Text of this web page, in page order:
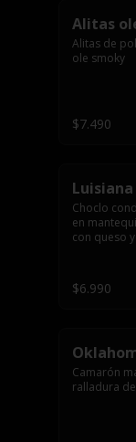
Alitas
Alitas de
ole smoky
$7.490
Choclo
en
con queso
$6.990
Camarón
ralladura